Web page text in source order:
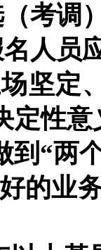
考调
人员
坚定
定性意
“两
的业